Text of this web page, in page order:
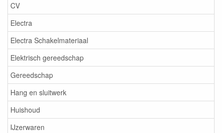
CV
Electra
Electra Schakelmateriaal
Elektrisch gereedschap
Gereedschap
Hang en sluitwerk
Huishoud
IJzerwaren